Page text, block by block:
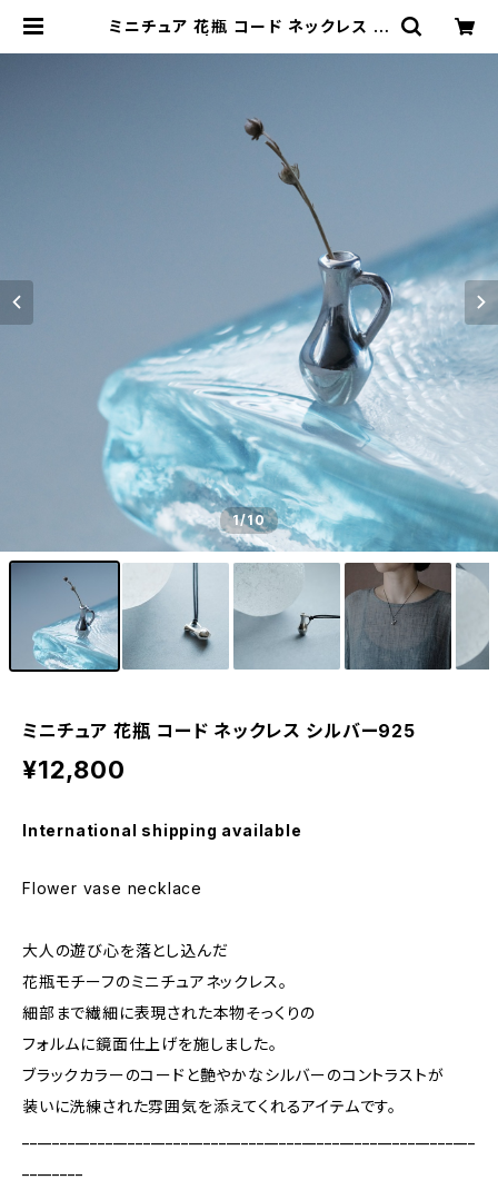
ミニチュア 花瓶 コード ネックレス シ
1/10
ミニチュア 花瓶 コード ネックレス シルバー925
¥12,800
International shipping available
Flower vase necklace
大人の遊び心を落とし込んだ
花瓶モチーフのミニチュアネックレス。
細部まで繊細に表現された本物そっくりの
フォルムに鏡面仕上げを施しました。
ブラックカラーのコードと艶やかなシルバーのコントラストが
装いに洗練された雰囲気を添えてくれるアイテムです。